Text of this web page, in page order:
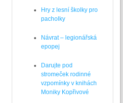
Hry z lesní školky pro
pacholky
Návrat – legionářská
epopej
Darujte pod
stromeček rodinné
vzpomínky v knihách
Moniky Kopřivové